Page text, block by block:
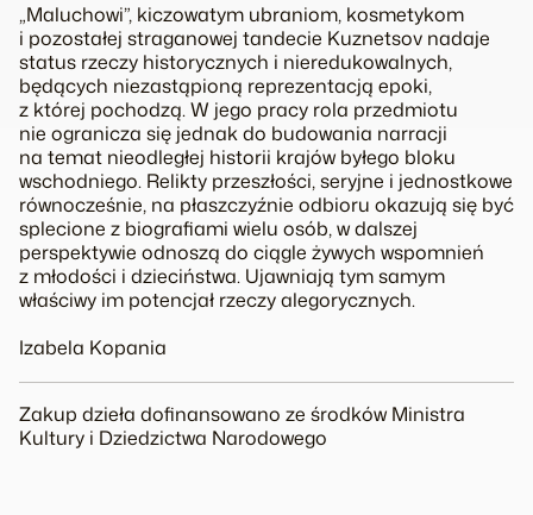
„Maluchowi”, kiczowatym ubraniom, kosmetykom
i pozostałej straganowej tandecie Kuznetsov nadaje
status rzeczy historycznych i nieredukowalnych,
będących niezastąpioną reprezentacją epoki,
z której pochodzą. W jego pracy rola przedmiotu
nie ogranicza się jednak do budowania narracji
na temat nieodległej historii krajów byłego bloku
wschodniego. Relikty przeszłości, seryjne i jednostkowe
równocześnie, na płaszczyźnie odbioru okazują się być
splecione z biografiami wielu osób, w dalszej
perspektywie odnoszą do ciągle żywych wspomnień
z młodości i dzieciństwa. Ujawniają tym samym
właściwy im potencjał rzeczy alegorycznych.
Izabela Kopania
Zakup dzieła dofinansowano ze środków Ministra
Kultury i Dziedzictwa Narodowego